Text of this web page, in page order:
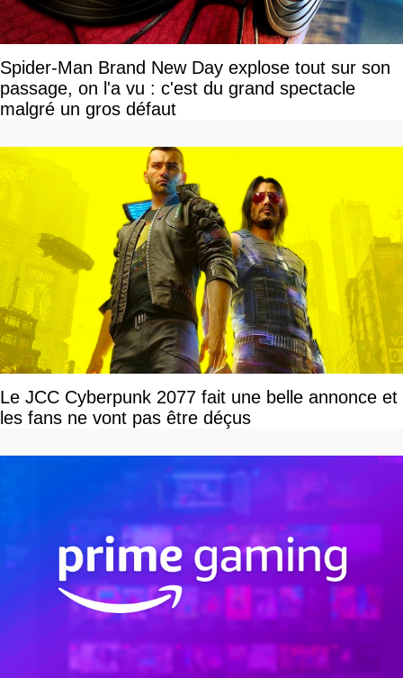
Spider-Man Brand New Day explose tout sur son
passage, on l'a vu : c'est du grand spectacle
malgré un gros défaut
Le JCC Cyberpunk 2077 fait une belle annonce et
les fans ne vont pas être déçus